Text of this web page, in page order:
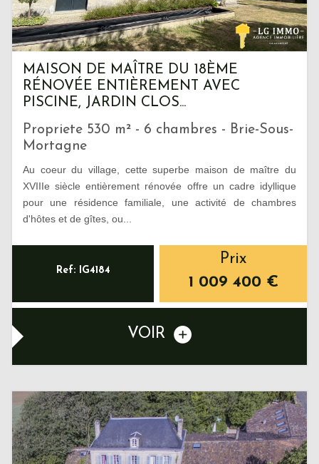
MAISON DE MAÎTRE DU 18ÈME
RÉNOVÉE ENTIÈREMENT AVEC
PISCINE, JARDIN CLOS...
Propriete 530 m² - 6 chambres - Brie-Sous-
Mortagne
Au coeur du village, cette superbe maison de maître du
XVIIIe siècle entièrement rénovée offre un cadre idyllique
pour une résidence familiale, une activité de chambres
d'hôtes et de gîtes, ou...
Ref: IG4184
Prix
1 009 400 €
VOIR